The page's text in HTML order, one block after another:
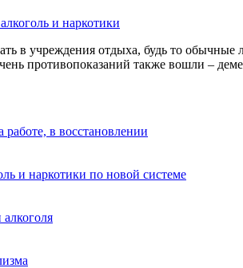
и наркотики
в учреждения отдыха, будь то
противопоказаний также вошли –
в восстановлении
и наркотики по новой системе